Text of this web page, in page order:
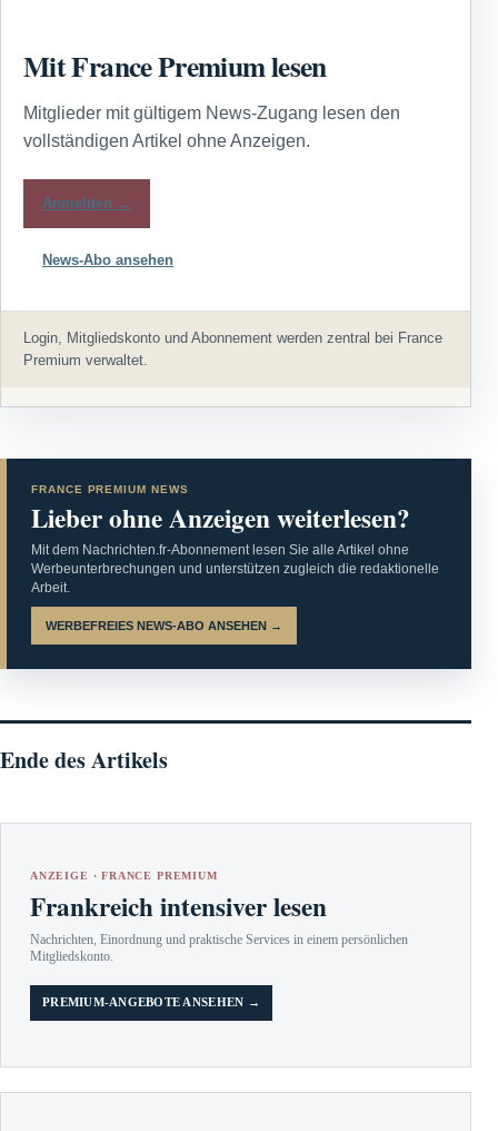
Mit France Premium lesen
Mitglieder mit gültigem News-Zugang lesen den
vollständigen Artikel ohne Anzeigen.
Anmelden →
News-Abo ansehen
Login, Mitgliedskonto und Abonnement werden zentral bei France
Premium verwaltet.
FRANCE PREMIUM NEWS
Lieber ohne Anzeigen weiterlesen?
Mit dem Nachrichten.fr-Abonnement lesen Sie alle Artikel ohne
Werbeunterbrechungen und unterstützen zugleich die redaktionelle
Arbeit.
WERBEFREIES NEWS-ABO ANSEHEN →
Ende des Artikels
ANZEIGE · FRANCE PREMIUM
Frankreich intensiver lesen
Nachrichten, Einordnung und praktische Services in einem persönlichen
Mitgliedskonto.
PREMIUM-ANGEBOTE ANSEHEN →